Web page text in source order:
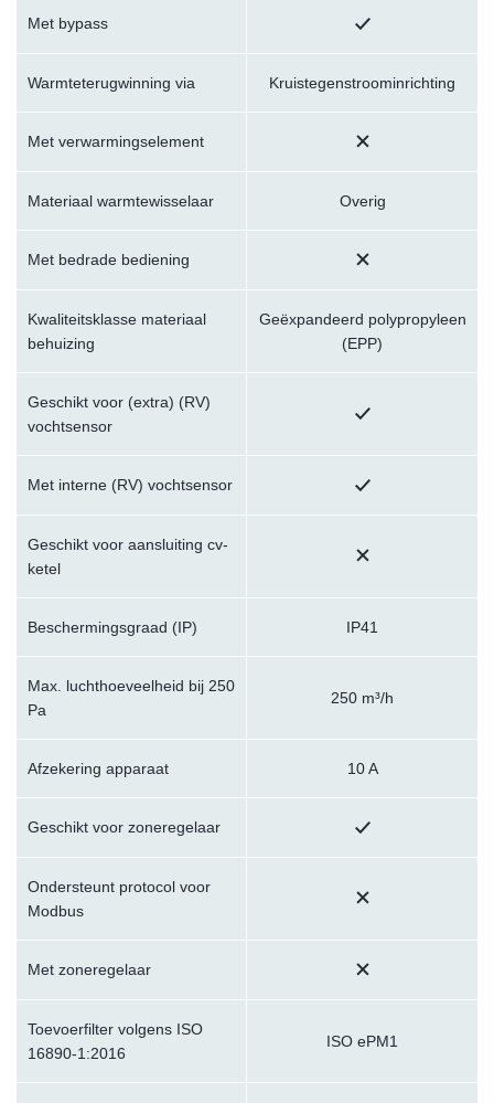
Met bypass
Warmteterugwinning via Kruistegenstroominrichting
Met verwarmingselement
Materiaal warmtewisselaar Overig
Met bedrade bediening
Kwaliteitsklasse materiaal
behuizing
Geëxpandeerd polypropyleen
(EPP)
Geschikt voor (extra) (RV)
vochtsensor
Met interne (RV) vochtsensor
Geschikt voor aansluiting cv-
ketel
Beschermingsgraad (IP) IP41
Max. luchthoeveelheid bij 250
Pa
250 m³/h
Afzekering apparaat 10 A
Geschikt voor zoneregelaar
Ondersteunt protocol voor
Modbus
Met zoneregelaar
Toevoerfilter volgens ISO
16890-1:2016
ISO ePM1